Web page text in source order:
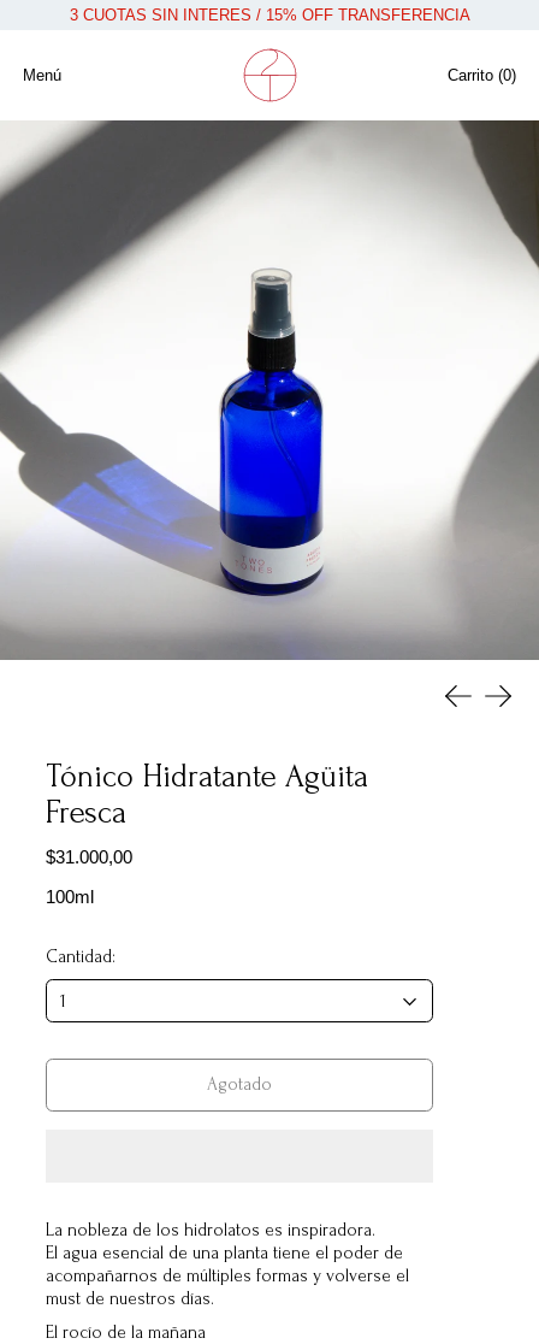
3 CUOTAS SIN INTERES / 15% OFF TRANSFERENCIA
Menú Carrito (0)
Tónico Hidratante Agüita
Fresca
Precio habitual
$31.000,00
100ml
Cantidad:
Agotado
La nobleza de los hidrolatos es inspiradora.
El agua esencial de una planta tiene el poder de
acompañarnos de múltiples formas y volverse el
must de nuestros días.
El rocío de la mañana